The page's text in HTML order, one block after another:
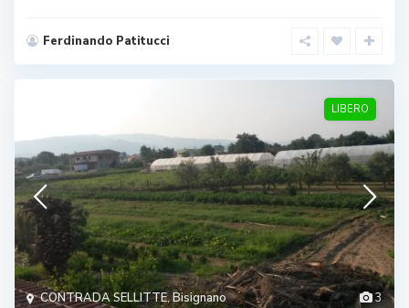
Ferdinando Patitucci
3
CONTRADA SELLITTE,Bisignano
LIBERO